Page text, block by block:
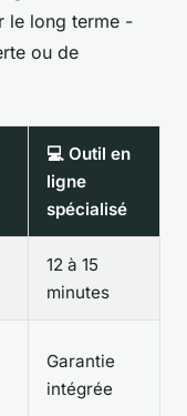
le long terme -
ou de
💻 Outil en
ligne
spécialisé
12 à 15
minutes
Garantie
intégrée